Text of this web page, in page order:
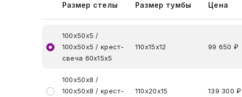
Размер стелы Размер тумбы Цена
100х50х5 /
100х50х5 / крест-
свеча 60х15х5
110х15х12 99 650 ₽
100х50х8 /
100х50х8 / крест-
110х20х15 139 300 ₽